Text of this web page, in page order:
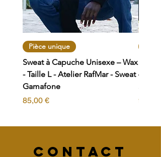
Pièce unique
Sweat à Capuche Unisexe – Wax
- Taille L - Atelier RafMar - Sweat
Gamafone
Prix
85,00 €
–
Prix
95,00 €
CONTACT